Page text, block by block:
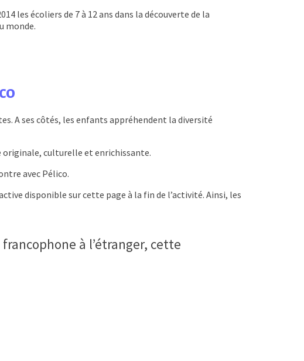
les écoliers de 7 à 12 ans dans la découverte de la
monde.
A ses côtés, les enfants appréhendent la diversité
originale, culturelle et enrichissante.
avec Pélico.
disponible sur cette page à la fin de l’activité. Ainsi, les
à l’étranger, cette